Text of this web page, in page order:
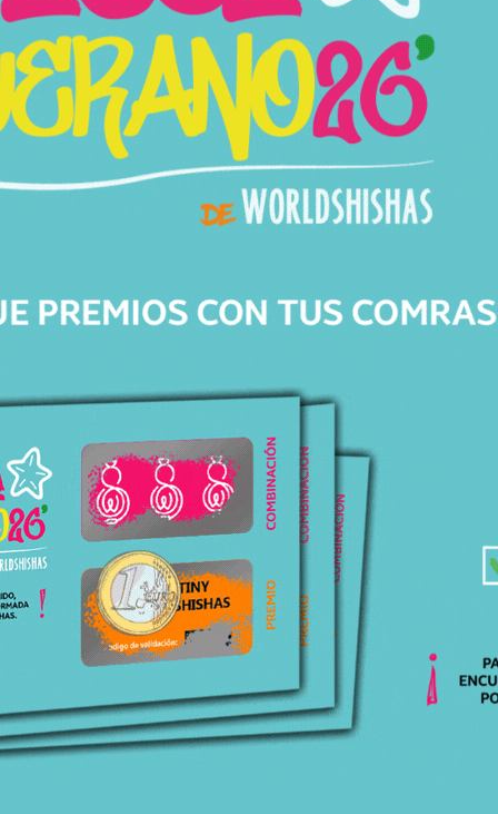
Suscribirme
Av. de Barberà, 306
Lunes a sábado
(11:00-14:00h/17:00-21:00h)
Síguenos en:
CATÁLOGO
Cachimbas
Cazoletas